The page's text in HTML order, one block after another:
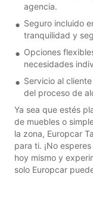
agencia.
Seguro incluido
tranquilidad y
Opciones
necesidades
Servicio al
del proceso de
Ya sea que estés
de muebles o
la zona, Europcar
para ti. ¡No
hoy mismo y
solo Europcar